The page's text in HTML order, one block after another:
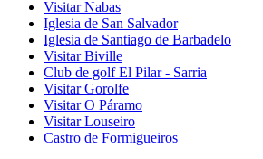
Visitar Nabas
Iglesia de San Salvador
Iglesia de Santiago de Barbadelo
Visitar Biville
Club de golf El Pilar - Sarria
Visitar Gorolfe
Visitar O Páramo
Visitar Louseiro
Castro de Formigueiros